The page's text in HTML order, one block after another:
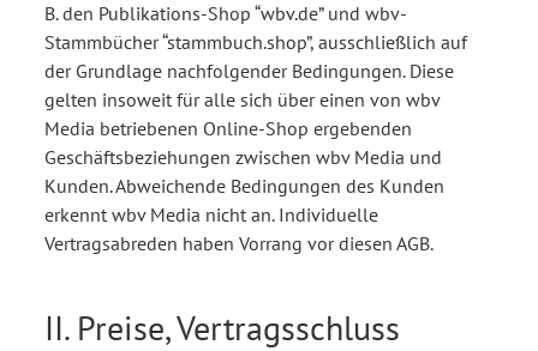
B. den Publikations-Shop “wbv.de” und wbv-
Stammbücher “stammbuch.shop”, ausschließlich auf
der Grundlage nachfolgender Bedingungen. Diese
gelten insoweit für alle sich über einen von wbv
Media betriebenen Online-Shop ergebenden
Geschäftsbeziehungen zwischen wbv Media und
Kunden. Abweichende Bedingungen des Kunden
erkennt wbv Media nicht an. Individuelle
Vertragsabreden haben Vorrang vor diesen AGB.
II. Preise, Vertragsschluss